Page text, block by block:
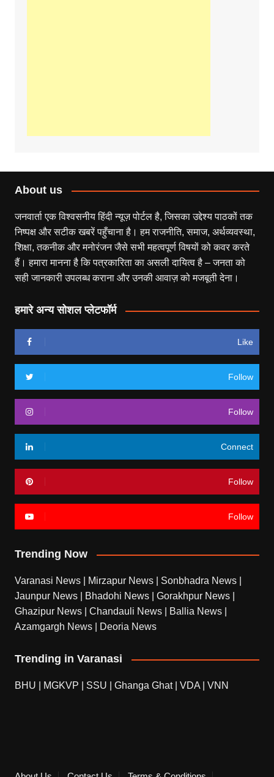
About us
जनवार्ता एक विश्वसनीय हिंदी न्यूज़ पोर्टल है, जिसका उद्देश्य पाठकों तक
निष्पक्ष और सटीक खबरें पहुँचाना है। हम राजनीति, समाज, अर्थव्यवस्था,
शिक्षा, तकनीक और मनोरंजन जैसे सभी महत्वपूर्ण विषयों को कवर करते
हैं। हमारा मानना है कि पत्रकारिता का असली दायित्व है – जनता को
सही जानकारी उपलब्ध कराना और उनकी आवाज़ को मजबूती देना।
हमारे अन्य सोशल प्लेटफॉर्म
Like
Follow
Follow
Connect
Follow
Follow
Trending Now
Varanasi News Mirzapur News Sonbhadra News
Jaunpur News
Bhadohi News Gorakhpur News
Ghazipur News
Chandauli News Ballia News
Azamgargh News
Deoria News
Trending in Varanasi
BHU MGKVP SSU Ghanga Ghat| VDA VNN